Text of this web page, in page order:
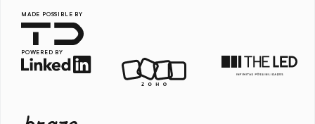
MADE POSSIBLE BY
POWERED BY